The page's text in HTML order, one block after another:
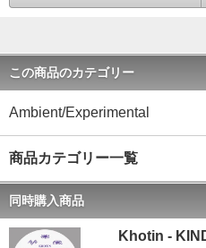
この商品のカテゴリー
Ambient/Experimental
商品カテゴリー一覧
同時購入商品
Khotin -